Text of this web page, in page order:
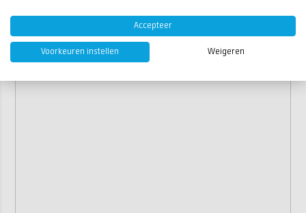
Accepteer
Voorkeuren instellen Weigeren